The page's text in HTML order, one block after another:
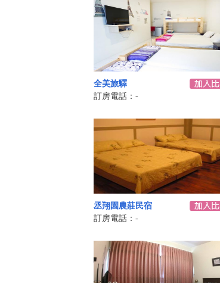
全美旅驛
訂房電話：-
丞翔園農莊民宿
訂房電話：-